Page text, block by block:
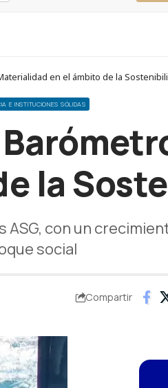
en el ámbito de la
E INSTITUCIONES SÓLIDAS
la
con un
social
Compartir